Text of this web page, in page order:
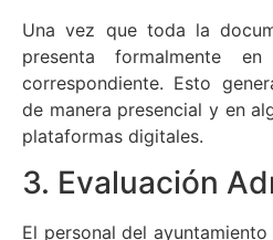
Una vez que toda la
presenta formalmente
correspondiente. Esto
de manera presencial y en
plataformas digitales.
3. Evaluación
El personal del